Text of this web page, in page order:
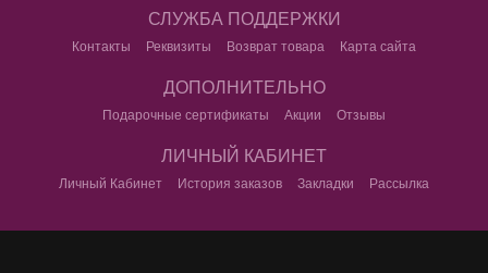
СЛУЖБА ПОДДЕРЖКИ
Контакты Реквизиты Возврат товара Карта сайта
ДОПОЛНИТЕЛЬНО
Подарочные сертификаты Акции Отзывы
ЛИЧНЫЙ КАБИНЕТ
Личный Кабинет История заказов Закладки Рассылка